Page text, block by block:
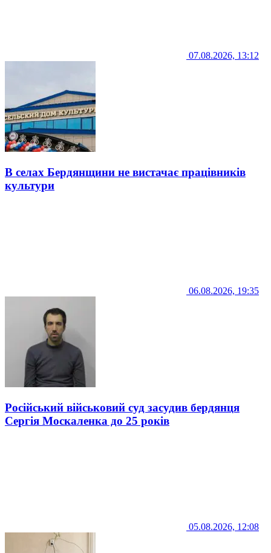
07.08.2026, 13:12
В селах Бердянщини не вистачає працівників
культури
06.08.2026, 19:35
Російський військовий суд засудив бердянця
Сергія Москаленка до 25 років
05.08.2026, 12:08